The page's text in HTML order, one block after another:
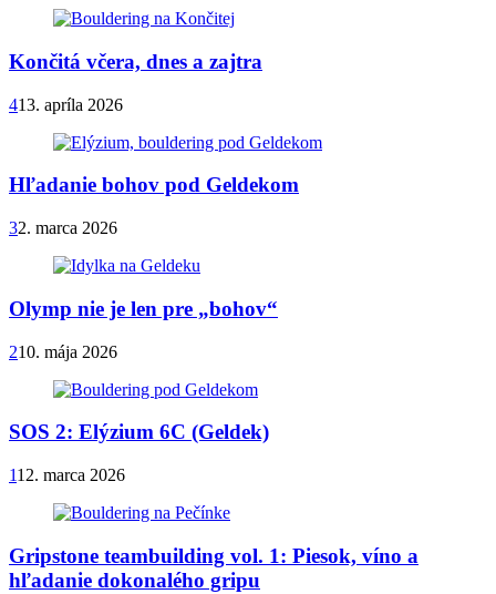
Končitá včera, dnes a zajtra
413. apríla 2026
Hľadanie bohov pod Geldekom
32. marca 2026
Olymp nie je len pre „bohov“
210. mája 2026
SOS 2: Elýzium 6C (Geldek)
112. marca 2026
Gripstone teambuilding vol. 1: Piesok, víno a
hľadanie dokonalého gripu